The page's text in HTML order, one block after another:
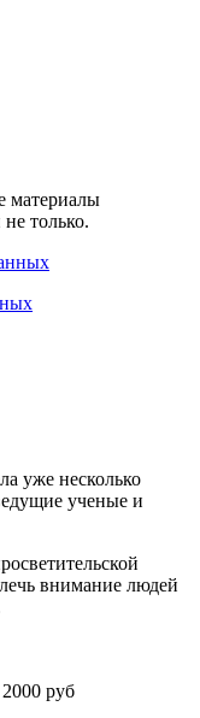
материалы
только.
уже несколько
ученые и
внимание людей
2000 руб